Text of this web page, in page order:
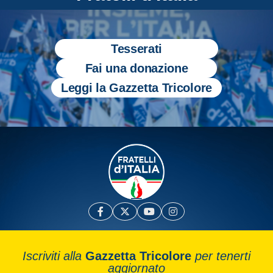
Tesserati
Fai una donazione
Leggi la Gazzetta Tricolore
Iscriviti alla Gazzetta Tricolore per tenerti
aggiornato